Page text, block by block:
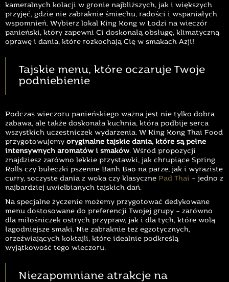
kameralnych kolacji w gronie najbliższych, jak i większych
przyjęć, gdzie nie zabraknie śmiechu, radości i wspaniałych
wspomnień. Wybierz lokal King Kong w Łodzi na wieczór
panieński, który zapewni Ci doskonałą obsługę, klimatyczną
oprawę i dania, które rozkochają Cię w smakach Azji!
Tajskie menu, które oczaruje Twoje
podniebienie
Podczas wieczoru panieńskiego ważna jest nie tylko dobra
zabawa, ale także doskonała kuchnia, która podbije serca
wszystkich uczestniczek wydarzenia. W King Kong Thai Food
przygotowujemy oryginalne tajskie dania, które są pełne
intensywnych aromatów i smaków. Wśród propozycji
znajdziesz zarówno lekkie przystawki, jak chrupiące Spring
Rolls czy bułeczki pszenne Banh Bao na parze, jak i wyraziste
curry, soczyste dania z woka czy klasyczne Pad Thai – jedno z
najbardziej uwielbianych tajskich dań.
Na specjalne życzenie możemy przygotować dedykowane
menu dostosowane do preferencji Twojej grupy – zarówno
dla miłośniczek ostrych przypraw, jak i dla tych, które wolą
łagodniejsze smaki. Nie zabraknie też egzotycznych,
orzeźwiających koktajli, które idealnie podkreślą
wyjątkowość tego wieczoru.
Niezapomniane atrakcje na